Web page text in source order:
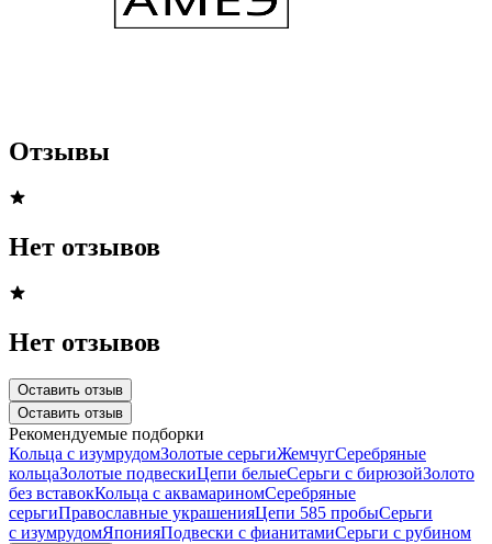
Отзывы
Нет отзывов
Нет отзывов
Оставить отзыв
Оставить отзыв
Рекомендуемые подборки
Кольца с изумрудомЗолотые серьгиЖемчугСеребряные
кольцаЗолотые подвескиЦепи белыеСерьги с бирюзойЗолото
без вставокКольца с аквамариномСеребряные
серьгиПравославные украшенияЦепи 585 пробыСерьги
с изумрудомЯпонияПодвески с фианитамиСерьги с рубином